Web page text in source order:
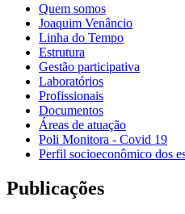
Quem somos
Joaquim Venâncio
Linha do Tempo
Estrutura
Gestão participativa
Laboratórios
Profissionais
Documentos
Áreas de atuação
Poli Monitora - Covid 19
Perfil socioeconômico dos
Publicações